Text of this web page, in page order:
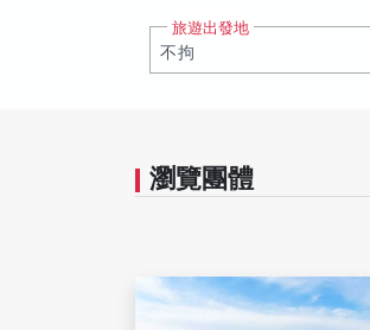
旅遊出發地
瀏覽團體